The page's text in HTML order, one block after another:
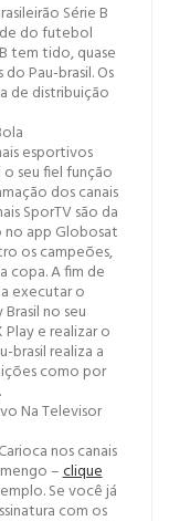
Série B
do futebol
tem tido, quase
Pau-brasil. Os
de distribuição
esportivos
seu fiel função
dos canais
SporTV são da
app Globosat
os campeões,
copa. A fim de
executar o
no seu
e realizar o
brasil realiza a
como por
Na Televisor
nos canais
–clique
Se você já
com os